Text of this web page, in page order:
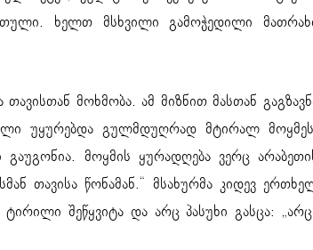
ხელთ მსხვილი გამოჭედილი
მოხმობა. ამ მიზნით მასთან
უყურებდა გულმდუღრად მტირალ
მოყმის ყურადღება ვერც
თავისა წონამან.“ მსახურმა კიდევ
შეწყვიტა და არც პასუხი გასცა: